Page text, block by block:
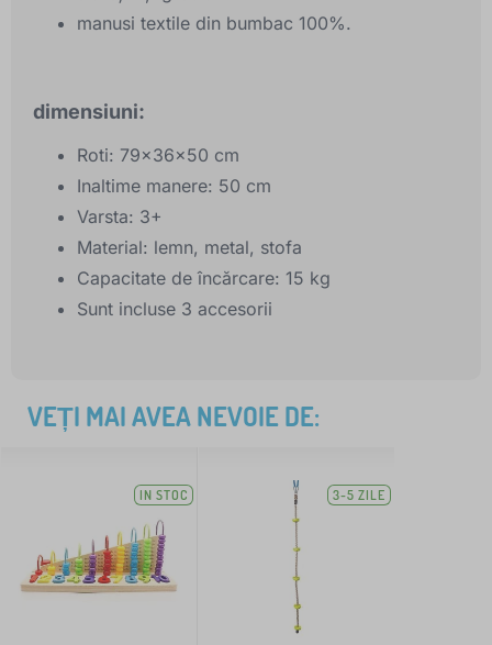
manusi textile din bumbac 100%.
dimensiuni:
Roti: 79x36x50 cm
Inaltime manere: 50 cm
Varsta: 3+
Material: lemn, metal, stofa
Capacitate de încărcare: 15 kg
Sunt incluse 3 accesorii
VEȚI MAI AVEA NEVOIE DE:
IN STOC 3-5 ZILE